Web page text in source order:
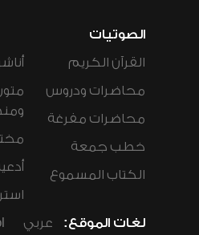
الصوتيات
القرآن الكريم
محاضرات ودروس
محاضرات مفرغة
خطب جمعة
الكتاب المسموع
لغات الموقع: عربي